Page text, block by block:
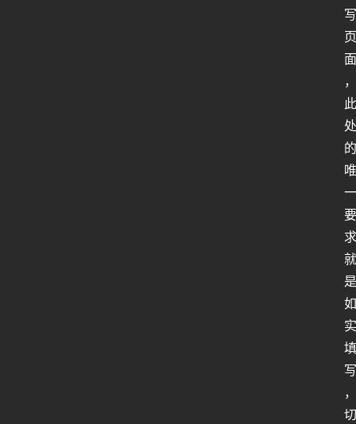
写
页
面
，
此
处
的
唯
一
要
求
就
是
如
实
填
写
，
切